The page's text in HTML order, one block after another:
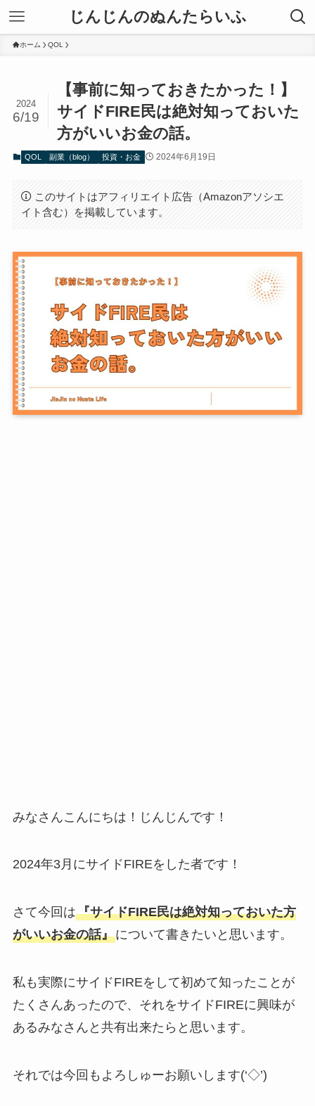
じんじんのぬんたらいふ
ホーム QOL
【事前に知っておきたかった！】
サイドFIRE民は絶対知っておいた
方がいいお金の話。
2024
6/19
QOL 副業（blog） 投資・お金 2024年6月19日
このサイトはアフィリエイト広告（Amazonアソシエ
イト含む）を掲載しています。
みなさんこんにちは！じんじんです！
2024年3月にサイドFIREをした者です！
さて今回は『サイドFIRE民は絶対知っておいた方
がいいお金の話』について書きたいと思います。
私も実際にサイドFIREをして初めて知ったことが
たくさんあったので、それをサイドFIREに興味が
あるみなさんと共有出来たらと思います。
それでは今回もよろしゅーお願いします(‘◇’)ゞ